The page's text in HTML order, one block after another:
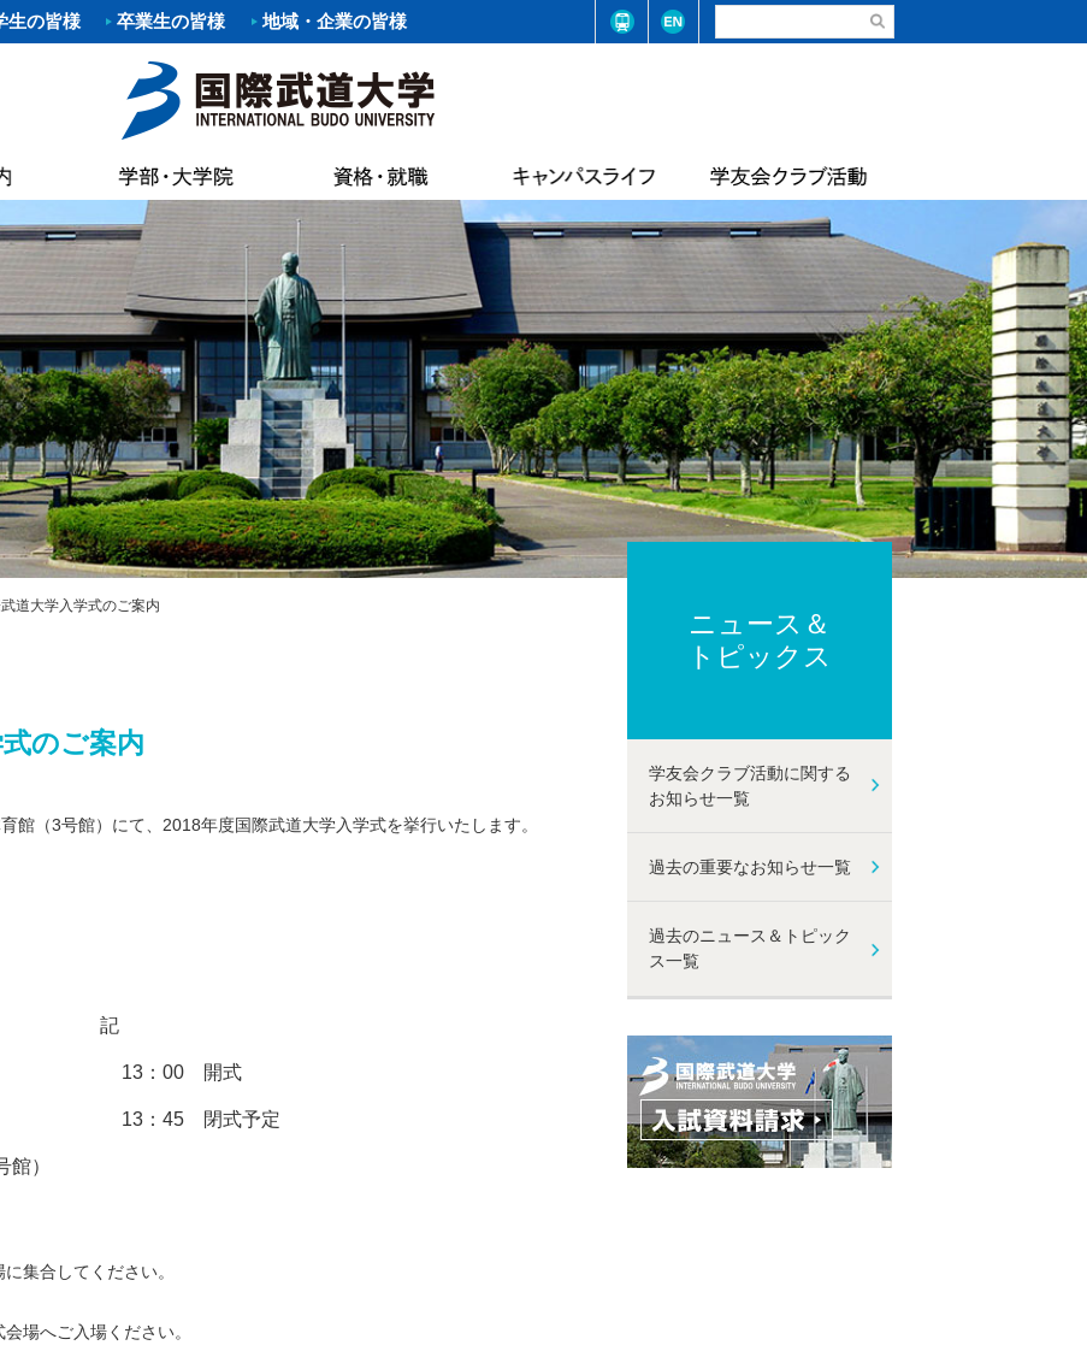
生の皆様 卒業生の皆様 地域・企業の皆様
精神・教育目標・各種方針
・ロゴ・シンボルマーク
リシー
メントポリシー
ョン・ステイトメント
引・授業概要
国際武道大学学則
国際武道大学大学院学則
大学の活動
設置認可・届出等
ガバナンス・コード
中期計画
自己点検・評価報告
大学行事
教員数・学生数・卒業/修了生数
大学組織
財務情報
教育研究活動等の状況
公約研究費の不正防止への取り組み
プライバシーポリシー
ハラスメント及び性暴力等防止に関する取り組み
項
ャンパス
費等
求
修課程
ラム
な資格
）支援プログラム・イベント
況（結果）
込みのお願い（求人受付）
求人検索）
卒業生アンケート
（国際武道大学蔵書検索）
流プログラム
学金
き
健康管理・学生相談
学生食堂・売店
学生アパート情報
後援会
アルバイト情報
IBUキャンパスライフアンケート
各種規則
剣道部
部
サッカー部
バスケットボール部
ール部
バドミントン部
テニス・ソフトテニス部
ダンス部
陸上競技部
バーベル部
レスリング部
ソフトボール部
ライフセービング部
ル部
サーフィン部
トレーナーチーム
クラブ
冬季競技準クラブ
軟式野球準クラブ
グ同好会
軽音楽同好会
トライアスロン同好会
ポーツ同好会
フットサル同好会
サッカー同好会
トダンス同好会
ビーチバレー同好会
華道部
書道部
フランス文化部
会
大学祭実行委員会
道大学入学式のご案内
のご案内
（3号館）にて、2018年度国際武道大学入学式を挙行いたします。
記
13：00 開式
13：45 閉式予定
）
集合してください。
場へご入場ください。
ニュース＆
トピックス
学友会クラブ活動に関する
お知らせ一覧
過去の重要なお知らせ一覧
過去のニュース＆トピック
ス一覧